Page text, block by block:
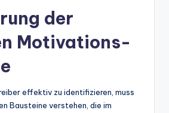
der
Motivations-
effektiv zu identifizieren, muss
Bausteine verstehen, die im